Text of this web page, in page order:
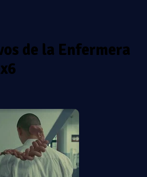
de la Enfermera